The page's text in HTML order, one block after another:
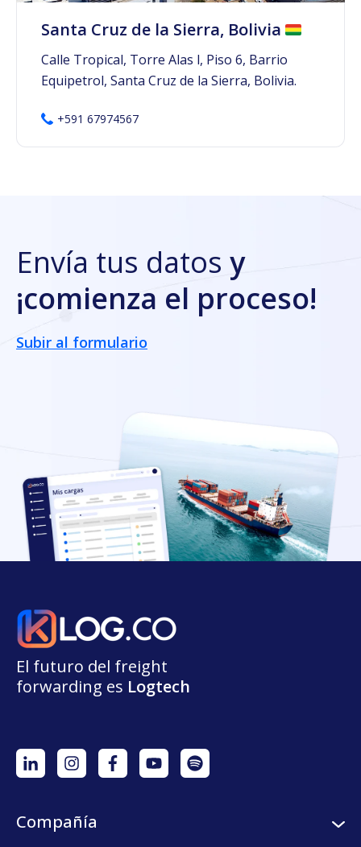
Santa Cruz de la Sierra, Bolivia
Calle Tropical, Torre Alas l, Piso 6, Barrio
Equipetrol, Santa Cruz de la Sierra, Bolivia.
+591 67974567
Envía tus datos y
¡comienza el proceso!
Subir al formulario
El futuro del freight
forwarding es Logtech
Compañía